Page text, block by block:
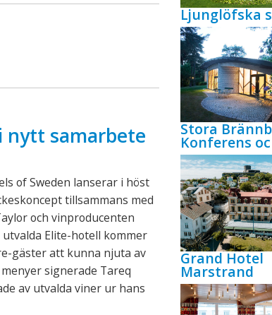
nytt samarbete
of Sweden lanserar i höst
tillsammans med
och vinproducenten
utvalda Elite-hotell kommer
gäster att kunna njuta av
signerade Tareq
av utvalda viner ur hans
Ljunglöfska
Stora
Konferens
Grand Hotel
Marstrand